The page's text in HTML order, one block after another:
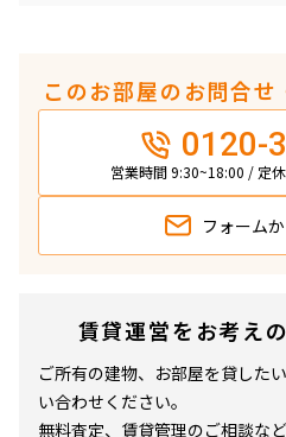
このお部屋のお問合
0120-
営業時間 9:30~18:00 / 定
フォーム
賃貸運営をお考え
ご所有の建物、お部屋を貸した
い合わせください。
無料査定、賃貸管理のご相談な